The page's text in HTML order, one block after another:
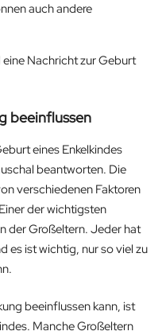
auch andere
Nachricht zur Geburt
beeinflussen
eines Enkelkindes
beantworten. Die
verschiedenen Faktoren
der wichtigsten
der Großeltern. Jeder hat
es ist wichtig, nur so viel zu
beeinflussen kann, ist
Manche Großeltern